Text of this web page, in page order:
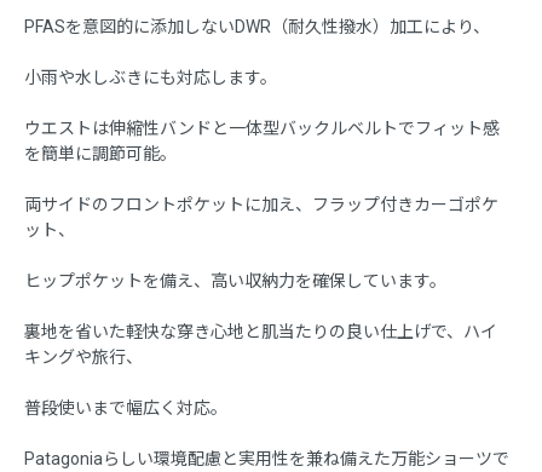
PFASを意図的に添加しないDWR（耐久性撥水）加工により、
小雨や水しぶきにも対応します。
ウエストは伸縮性バンドと一体型バックルベルトでフィット感
を簡単に調節可能。
両サイドのフロントポケットに加え、フラップ付きカーゴポケ
ット、
ヒップポケットを備え、高い収納力を確保しています。
裏地を省いた軽快な穿き心地と肌当たりの良い仕上げで、ハイ
キングや旅行、
普段使いまで幅広く対応。
Patagoniaらしい環境配慮と実用性を兼ね備えた万能ショーツで